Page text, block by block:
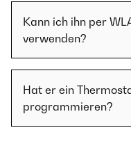
Kann ich ihn per
verwenden?
Hat er ein
programmieren?